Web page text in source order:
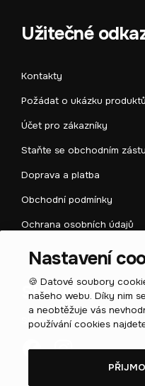
Užitečné
Kontakty
Požádat o ukázku produktů
Účet pro zákazníky
Staňte se obchodním
Doprava a platba
Obchodní podmínky
Ochrana osobních údajů
Sledujte nás
Sledujte naše sociální sítě
Nastavení
🍪 Datové soubory
našeho webu. Díky nim
a neobtěžuje vás
používání cookies